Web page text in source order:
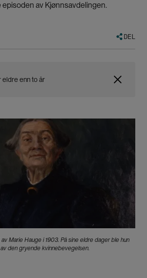
episoden av Kjønnsavdelingen.
DEL
eldre enn to år
Marie Hauge i 1903. På sine eldre dager ble hun
den gryende kvinnebevegelsen.